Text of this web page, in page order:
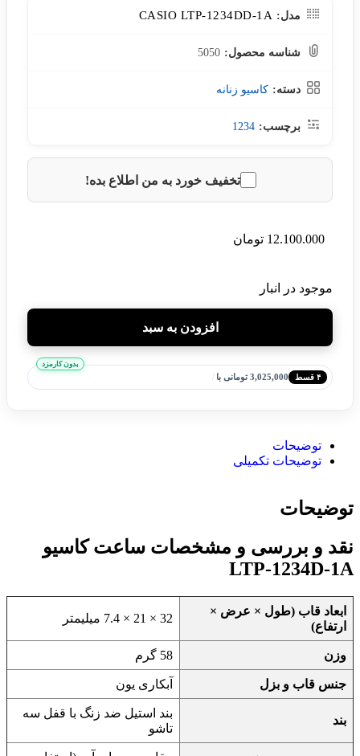
مدل: CASIO LTP-1234DD-1A
شناسه محصول: 5050
دسته: کاسیو زنانه
برچسب: 1234
تخفیف خورد به من اطلاع بده!
12.100.000 تومان
موجود در انبار
افزودن به سبد
۴ قسط 3,025,000 تومانی با /
بدون کارمزد
توضیحات
توضیحات تکمیلی
توضیحات
نقد و بررسی و مشخصات ساعت کاسیو
LTP-1234D-1A
ابعاد قاب (طول × عرض ×
ارتفاع)
32 × 21 × 7.4 میلیمتر
وزن 58 گرم
جنس قاب و بزل آبکاری یون
بند
بند استیل ضد زنگ با قفل سه
تاشو